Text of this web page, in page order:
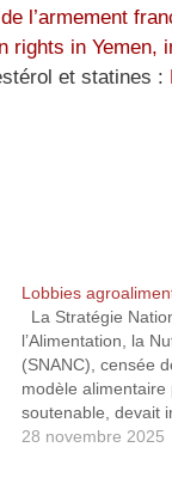
l’armement
rights in Yemen,
et statines :
Lobbies
La Stratégie
l’Alimentation, la
(SNANC), censée
modèle
soutenable, devait
publiée le 1ᵉʳ juillet
28 novembre 2025